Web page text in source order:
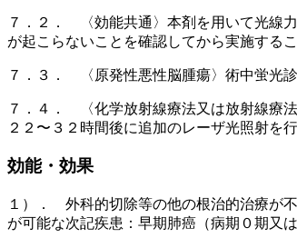
７．２． 〈効能共通〉本剤を用いて光線
が起こらないことを確認してから実施するこ
７．３． 〈原発性悪性脳腫瘍〉術中蛍光
７．４． 〈化学放射線療法又は放射線療
２２〜３２時間後に追加のレーザ光照射を行
効能・効果
１）． 外科的切除等の他の根治的治療が
が可能な次記疾患：早期肺癌（病期０期又